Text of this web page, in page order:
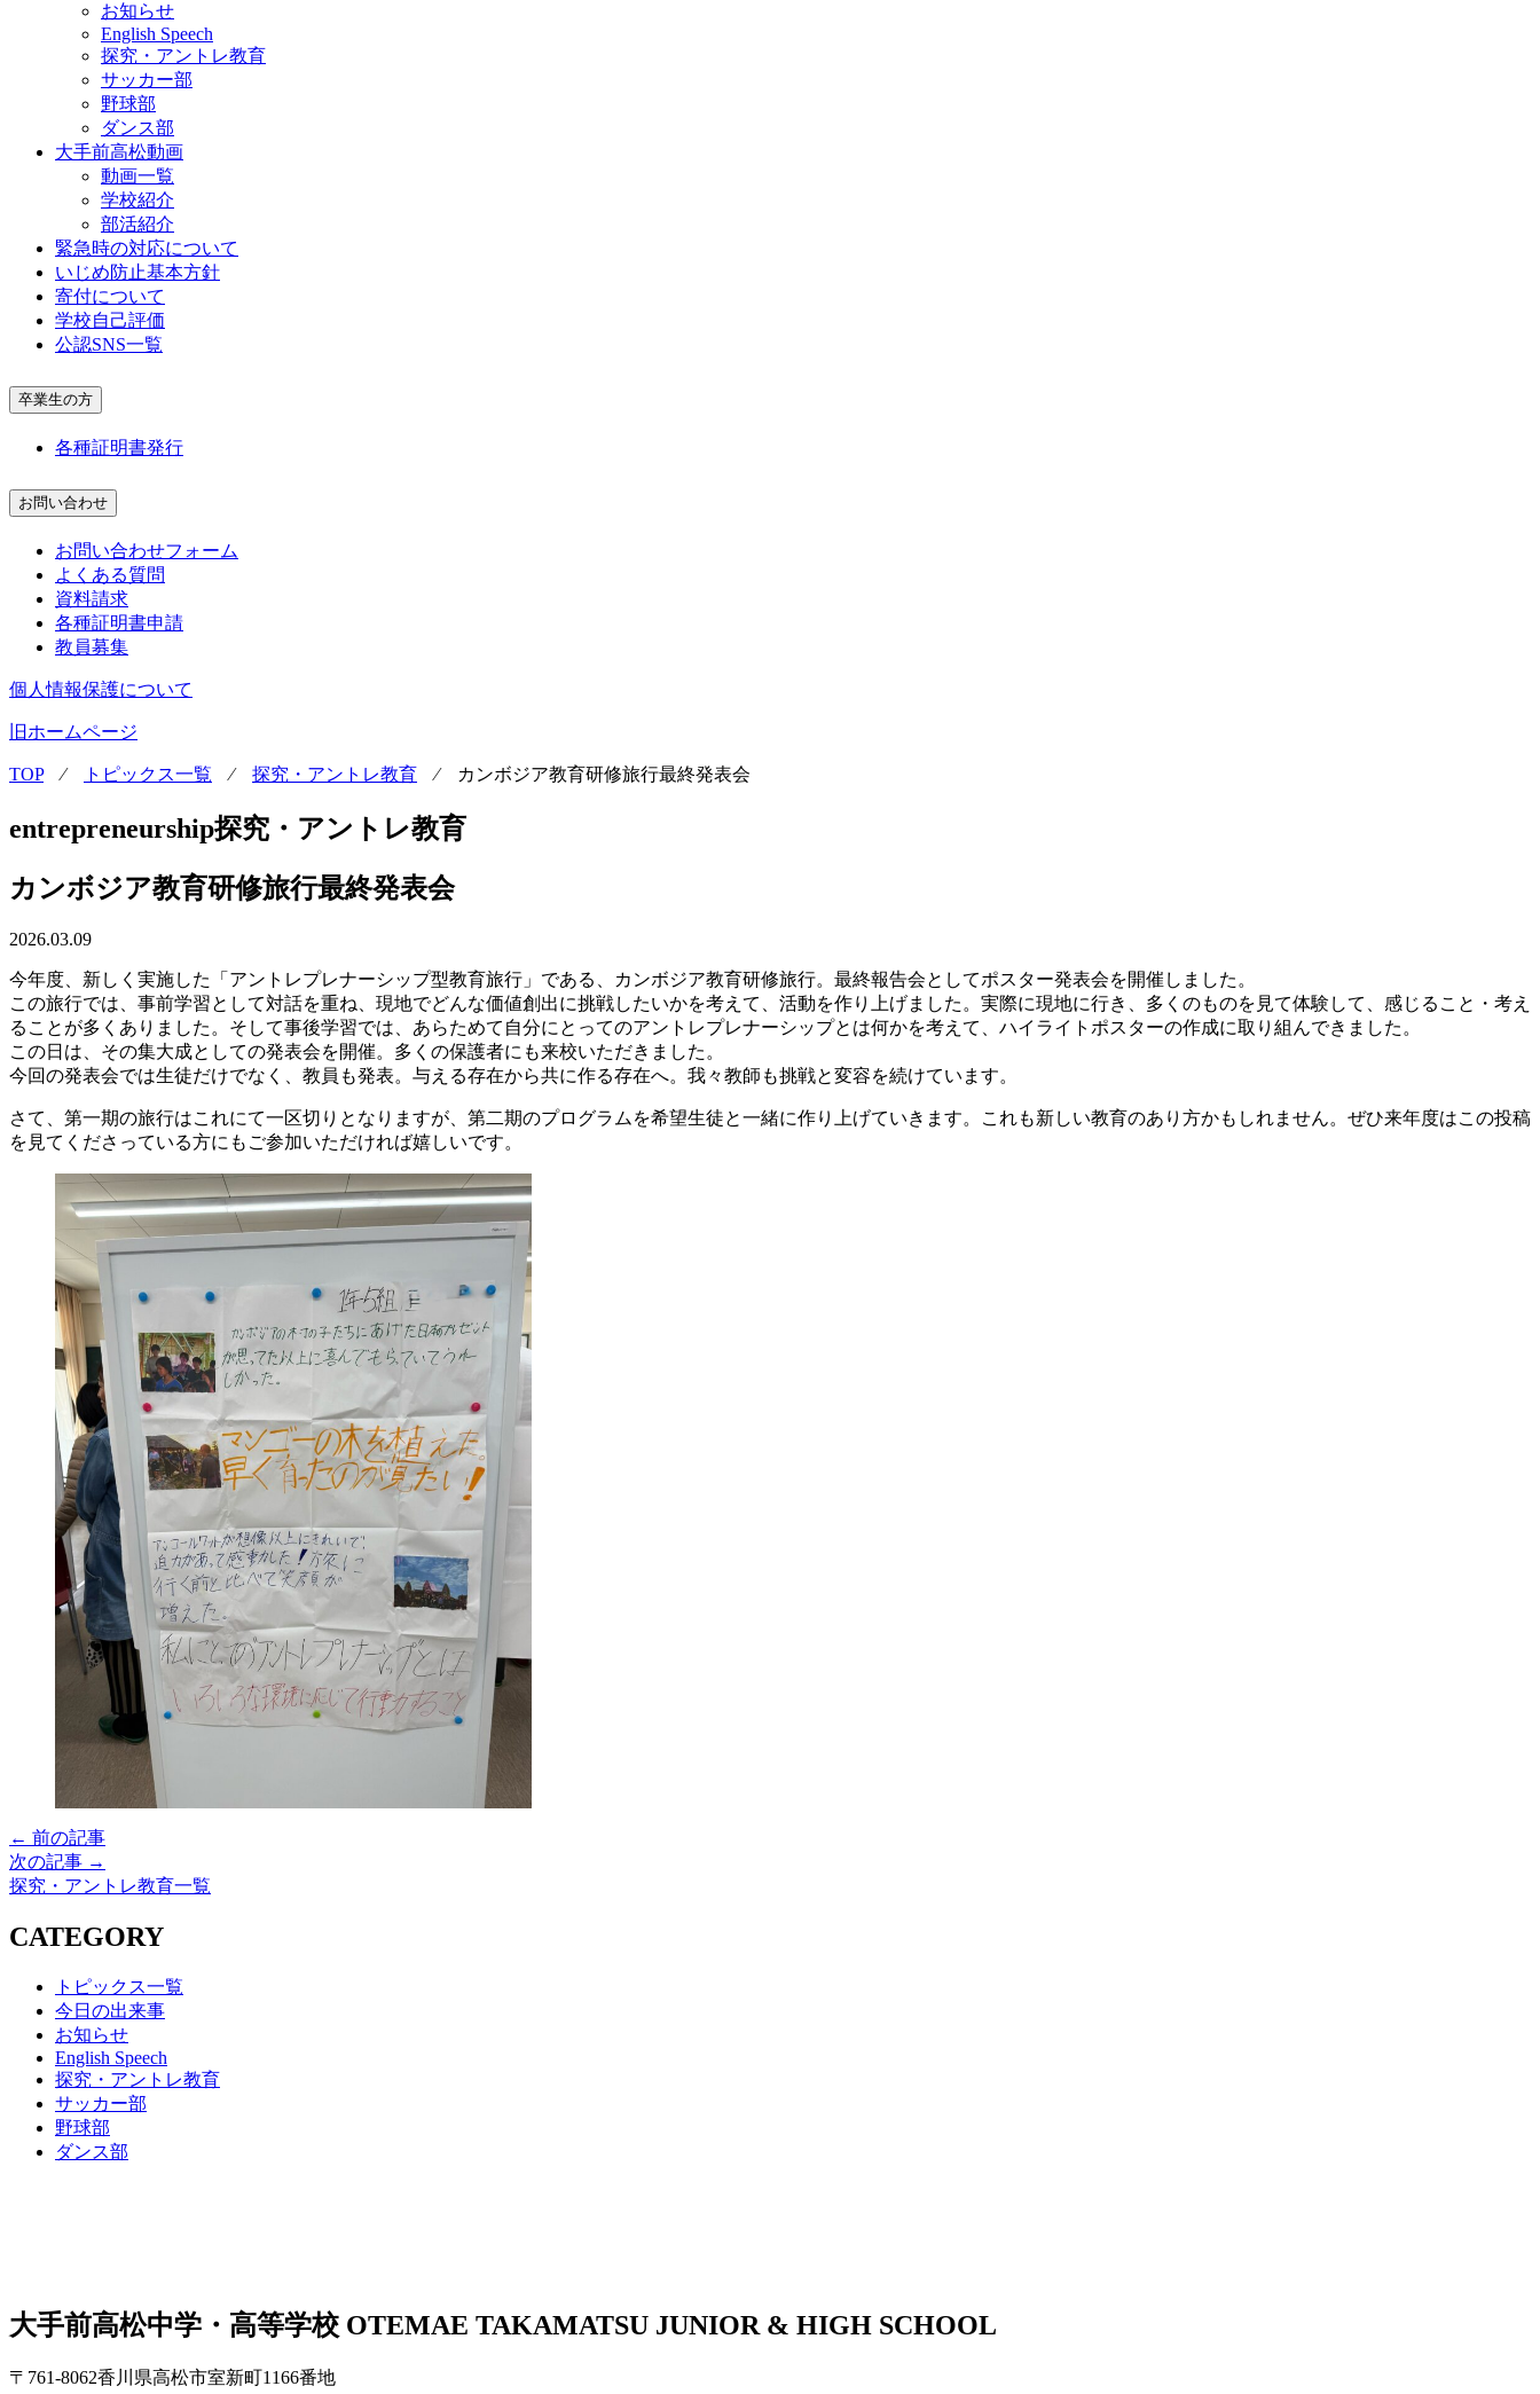
お知らせ
English Speech
探究・アントレ教育
サッカー部
野球部
ダンス部
大手前高松動画
動画一覧
学校紹介
部活紹介
緊急時の対応について
いじめ防止基本方針
寄付について
学校自己評価
公認SNS一覧
卒業生の方
各種証明書発行
お問い合わせ
お問い合わせフォーム
よくある質問
資料請求
各種証明書申請
教員募集
個人情報保護について
旧ホームページ
TOP⁄ トピックス一覧 ⁄ 探究・アントレ教育 ⁄ カンボジア教育研修旅行最終発表会
entrepreneurship探究・アントレ教育
カンボジア教育研修旅行最終発表会
2026.03.09
今年度、新しく実施した「アントレプレナーシップ型教育旅行」である、カンボジア教育研修旅行。最終報告会としてポスター発表会を開催しました。
この旅行では、事前学習として対話を重ね、現地でどんな価値創出に挑戦したいかを考えて、活動を作り上げました。実際に現地に行き、多くのものを見て体験して、感じること・考え
ることが多くありました。そして事後学習では、あらためて自分にとってのアントレプレナーシップとは何かを考えて、ハイライトポスターの作成に取り組んできました。
この日は、その集大成としての発表会を開催。多くの保護者にも来校いただきました。
今回の発表会では生徒だけでなく、教員も発表。与える存在から共に作る存在へ。我々教師も挑戦と変容を続けています。
さて、第一期の旅行はこれにて一区切りとなりますが、第二期のプログラムを希望生徒と一緒に作り上げていきます。これも新しい教育のあり方かもしれません。ぜひ来年度はこの投稿
を見てくださっている方にもご参加いただければ嬉しいです。
← 前の記事
次の記事 →
探究・アントレ教育一覧
CATEGORY
トピックス一覧
今日の出来事
お知らせ
English Speech
探究・アントレ教育
サッカー部
野球部
ダンス部
大手前高松中学・高等学校 OTEMAE TAKAMATSU JUNIOR & HIGH SCHOOL
〒761-8062香川県高松市室新町1166番地